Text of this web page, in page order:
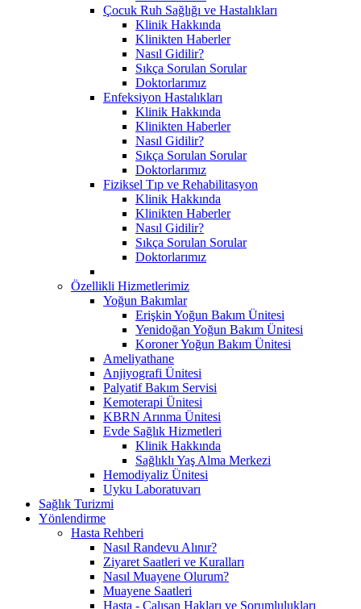
Çocuk Ruh Sağlığı ve Hastalıkları
Klinik Hakkında
Klinikten Haberler
Nasıl Gidilir?
Sıkça Sorulan Sorular
Doktorlarımız
Enfeksiyon Hastalıkları
Klinik Hakkında
Klinikten Haberler
Nasıl Gidilir?
Sıkça Sorulan Sorular
Doktorlarımız
Fiziksel Tıp ve Rehabilitasyon
Klinik Hakkında
Klinikten Haberler
Nasıl Gidilir?
Sıkça Sorulan Sorular
Doktorlarımız
Özellikli Hizmetlerimiz
Yoğun Bakımlar
Erişkin Yoğun Bakım Ünitesi
Yenidoğan Yoğun Bakım Ünitesi
Koroner Yoğun Bakım Ünitesi
Ameliyathane
Anjiyografi Ünitesi
Palyatif Bakım Servisi
Kemoterapi Ünitesi
KBRN Arınma Ünitesi
Evde Sağlık Hizmetleri
Klinik Hakkında
Sağlıklı Yaş Alma Merkezi
Hemodiyaliz Ünitesi
Uyku Laboratuvarı
Sağlık Turizmi
Yönlendirme
Hasta Rehberi
Nasıl Randevu Alınır?
Ziyaret Saatleri ve Kuralları
Nasıl Muayene Olurum?
Muayene Saatleri
Hasta - Çalışan Hakları ve Sorumlulukları